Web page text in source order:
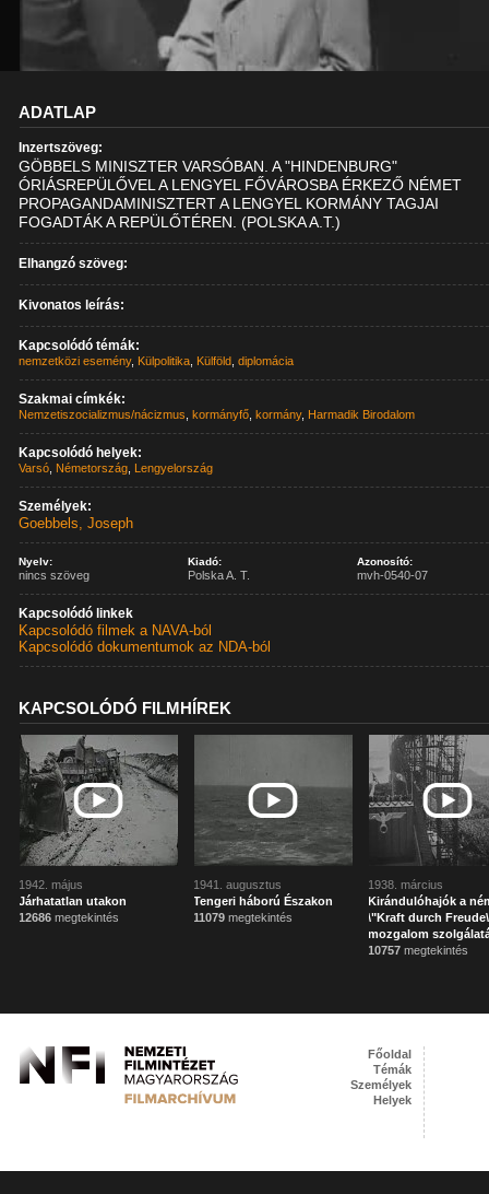
ADATLAP
Inzertszöveg:
GÖBBELS MINISZTER VARSÓBAN. A "HINDENBURG"
ÓRIÁSREPÜLŐVEL A LENGYEL FŐVÁROSBA ÉRKEZŐ NÉMET
PROPAGANDAMINISZTERT A LENGYEL KORMÁNY TAGJAI
FOGADTÁK A REPÜLŐTÉREN. (POLSKA A.T.)
Elhangzó szöveg:
Kivonatos leírás:
Kapcsolódó témák:
nemzetközi esemény, Külpolitika Külföld ,diplomácia
Szakmai címkék:
Nemzetiszocializmus/nácizmus ,kormányfő ,kormány, Harmadik Birodalom
Kapcsolódó helyek:
Varsó Németország Lengyelország
Személyek:
Goebbels, Joseph
Nyelv:
nincs szöveg
Kiadó:
Polska A. T.
Azonosító:
mvh-0540-07
Kapcsolódó linkek
Kapcsolódó filmek a NAVA-ból
Kapcsolódó dokumentumok az NDA-ból
KAPCSOLÓDÓ FILMHÍREK
1942. május
Járhatatlan utakon
12686 megtekintés
1941. augusztus
Tengeri háború Északon
11079 megtekintés
1938. március
Kirándulóhajók a
\"Kraft durch
mozgalom
10757 megtekintés
Főoldal
Témák
Személyek
Helyek